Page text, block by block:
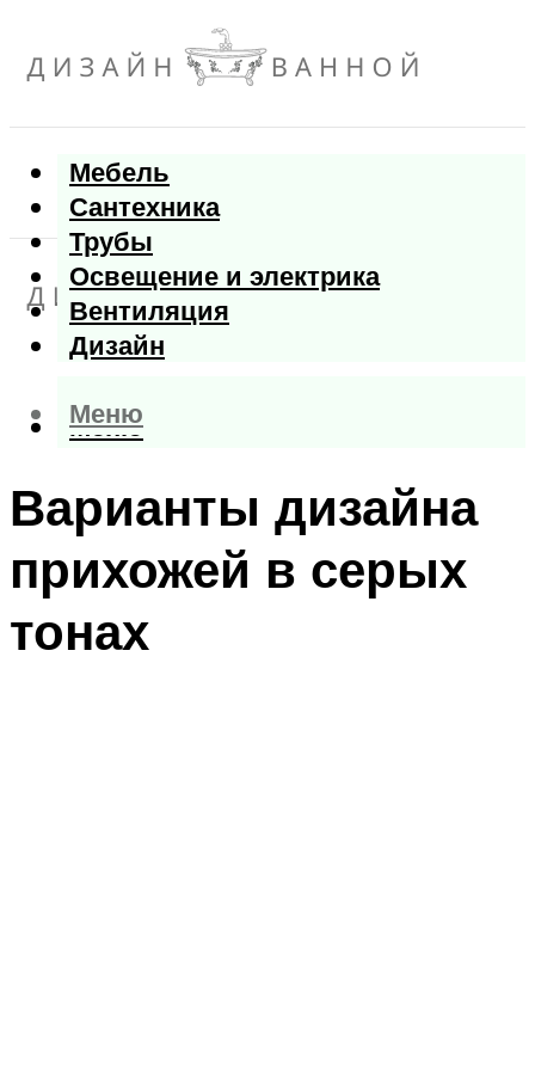
Мебель
Сантехника
Трубы
Освещение и электрика
Вентиляция
Дизайн
Меню
Меню
Варианты дизайна
прихожей в серых
тонах